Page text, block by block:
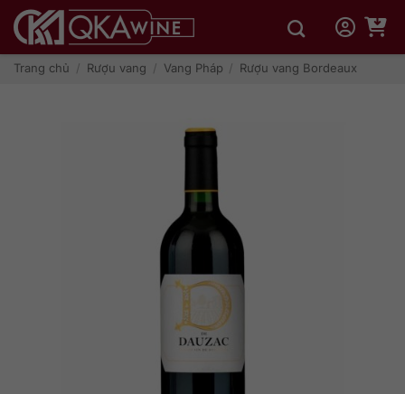
qua
dungTrang chủ / Rượu vang / Vang Pháp / Rượu vang Bordeaux